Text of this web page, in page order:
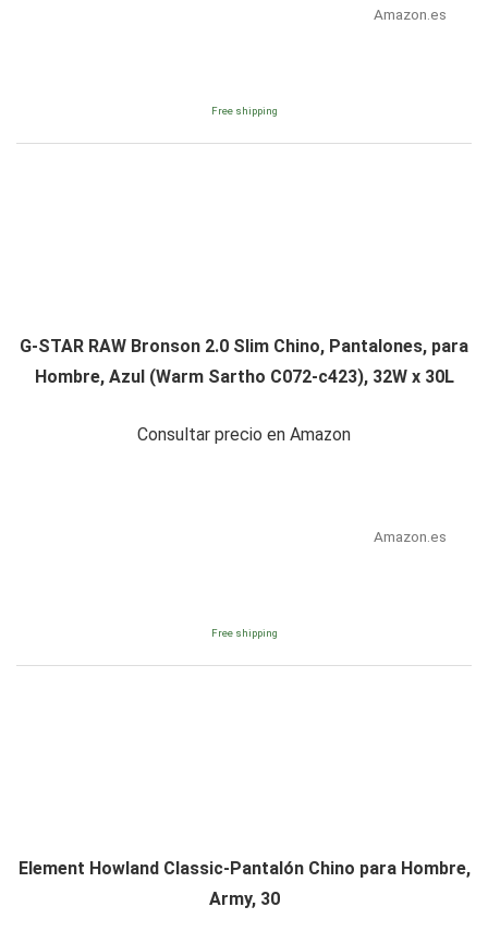
Amazon.es
Free shipping
G-STAR RAW Bronson 2.0 Slim Chino, Pantalones, para
Hombre, Azul (Warm Sartho C072-c423), 32W x 30L
Consultar precio en Amazon
Amazon.es
Free shipping
Element Howland Classic-Pantalón Chino para Hombre,
Army, 30